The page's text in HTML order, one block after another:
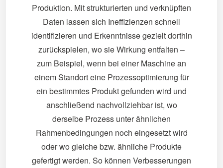
Produktion. Mit strukturierten und verknüpften
Daten lassen sich Ineffizienzen schnell
identifizieren und Erkenntnisse gezielt dorthin
zurückspielen, wo sie Wirkung entfalten –
zum Beispiel, wenn bei einer Maschine an
einem Standort eine Prozessoptimierung für
ein bestimmtes Produkt gefunden wird und
anschließend nachvollziehbar ist, wo
derselbe Prozess unter ähnlichen
Rahmenbedingungen noch eingesetzt wird
oder wo gleiche bzw. ähnliche Produkte
gefertigt werden. So können Verbesserungen